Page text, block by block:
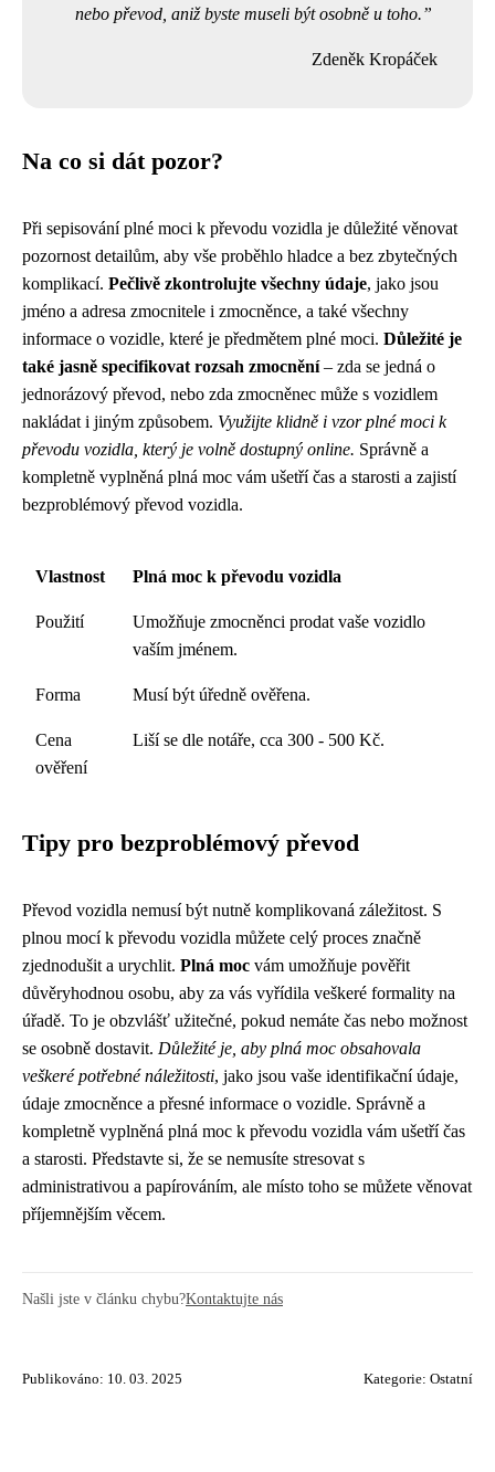
nebo převod, aniž byste museli být osobně u toho.
Zdeněk Kropáček
Na co si dát pozor?
Při sepisování plné moci k převodu vozidla je důležité věnovat
pozornost detailům, aby vše proběhlo hladce a bez zbytečných
komplikací. Pečlivě zkontrolujte všechny údaje, jako jsou
jméno a adresa zmocnitele i zmocněnce, a také všechny
informace o vozidle, které je předmětem plné moci. Důležité je
také jasně specifikovat rozsah zmocnění– zda se jedná o
jednorázový převod, nebo zda zmocněnec může s vozidlem
nakládat i jiným způsobem. Využijte klidně i vzor plné moci k
převodu vozidla, který je volně dostupný online. Správně a
kompletně vyplněná plná moc vám ušetří čas a starosti a zajistí
bezproblémový převod vozidla.
Vlastnost Plná moc k převodu vozidla
Použití
Umožňuje zmocněnci prodat vaše vozidlo
vaším jménem.
Forma Musí být úředně ověřena.
Cena
ověření
Liší se dle notáře, cca 300 - 500 Kč.
Tipy pro bezproblémový převod
Převod vozidla nemusí být nutně komplikovaná záležitost. S
plnou mocí k převodu vozidla můžete celý proces značně
zjednodušit a urychlit. Plná moc vám umožňuje pověřit
důvěryhodnou osobu, aby za vás vyřídila veškeré formality na
úřadě. To je obzvlášť užitečné, pokud nemáte čas nebo možnost
se osobně dostavit. Důležité je, aby plná moc obsahovala
veškeré potřebné náležitosti, jako jsou vaše identifikační údaje,
údaje zmocněnce a přesné informace o vozidle. Správně a
kompletně vyplněná plná moc k převodu vozidla vám ušetří čas
a starosti. Představte si, že se nemusíte stresovat s
administrativou a papírováním, ale místo toho se můžete věnovat
příjemnějším věcem.
Našli jste v článku chybu?Kontaktujte nás
Publikováno: 10. 03. 2025 Kategorie: Ostatní